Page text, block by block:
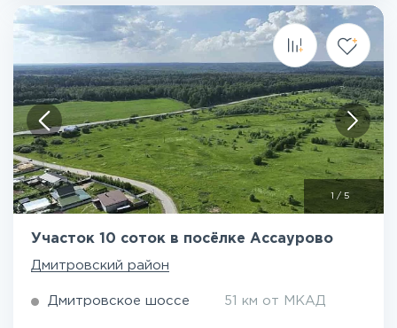
1 / 5
Участок 10 соток в посёлке Ассаурово
Дмитровский район
Дмитровское шоссе 51 км от МКАД